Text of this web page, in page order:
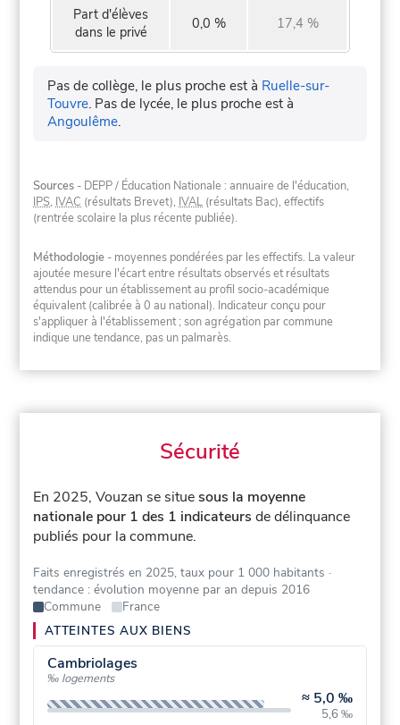
Part d'élèves
dans le privé
0,0 % 17,4 %
Pas de collège, le plus proche est à Ruelle-sur-
Touvre. Pas de lycée, le plus proche est à
Angoulême.
Sources - DEPP / Éducation Nationale : annuaire de l'éducation,
IPS, IVAC (résultats Brevet), IVAL (résultats Bac), effectifs
(rentrée scolaire la plus récente publiée).
Méthodologie - moyennes pondérées par les effectifs. La valeur
ajoutée mesure l'écart entre résultats observés et résultats
attendus pour un établissement au profil socio-académique
équivalent (calibrée à 0 au national). Indicateur conçu pour
s'appliquer à l'établissement ; son agrégation par commune
indique une tendance, pas un palmarès.
Sécurité
En 2025, Vouzan se situesous la moyenne
nationale pour 1 des 1 indicateurs de délinquance
publiés pour la commune.
Faits enregistrés en 2025, taux pour 1 000 habitants ·
tendance : évolution moyenne par an depuis 2016
Commune
France
ATTEINTES AUX BIENS
Cambriolages
‰ logements
≈ 5,0 ‰
5,6 ‰